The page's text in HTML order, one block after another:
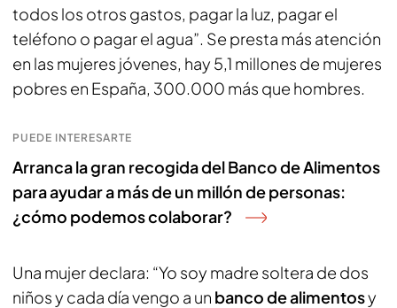
todos los otros gastos, pagar la luz, pagar el
teléfono o pagar el agua”. Se presta más atención
en las mujeres jóvenes, hay 5,1 millones de mujeres
pobres en España, 300.000 más que hombres.
PUEDE INTERESARTE
Arranca la gran recogida del Banco de Alimentos
para ayudar a más de un millón de personas:
¿cómo podemos colaborar?
Una mujer declara: “Yo soy madre soltera de dos
niños y cada día vengo a un banco de alimentosy